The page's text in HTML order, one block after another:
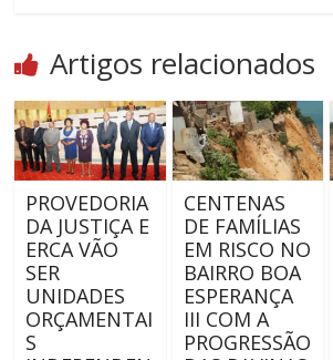
Artigos relacionados
PROVEDORIA
DA JUSTIÇA E
ERCA VÃO
SER
UNIDADES
ORÇAMENTAI
S
CENTENAS
DE FAMÍLIAS
EM RISCO NO
BAIRRO BOA
ESPERANÇA
III COM A
PROGRESSÃO